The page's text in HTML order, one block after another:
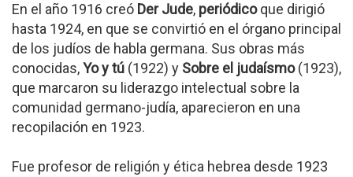
En el año 1916 creó Der Jude, periódicoque dirigió
hasta 1924, en que se convirtió en el órgano principal
de los judíos de habla germana. Sus obras más
conocidas,Yo y tú (1922) y Sobre el judaísmo(1923),
que marcaron su liderazgo intelectual sobre la
comunidad germano-judía, aparecieron en una
recopilación en 1923.
Fue profesor de religión y ética hebrea desde 1923